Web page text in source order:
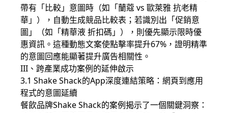
帶有「比較」意圖時（如「蘭蔻 vs 歐萊雅 抗老精
華」），自動生成競品比較表；若識別出「促銷意
圖」（如「精華液 折扣碼」），則優先顯示限時優
惠資訊。這種動態文案使點擊率提升67%，證明精準
的意圖回應能顯著提升廣告相關性。
III、跨產業成功案例的延伸啟示
3.1 Shake Shack的App深度連結策略：網頁到應用
程式的意圖延續
餐飲品牌Shake Shack的案例揭示了一個關鍵洞察：